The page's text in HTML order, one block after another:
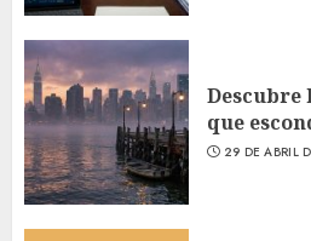
Descubre
que
29 DE ABRIL